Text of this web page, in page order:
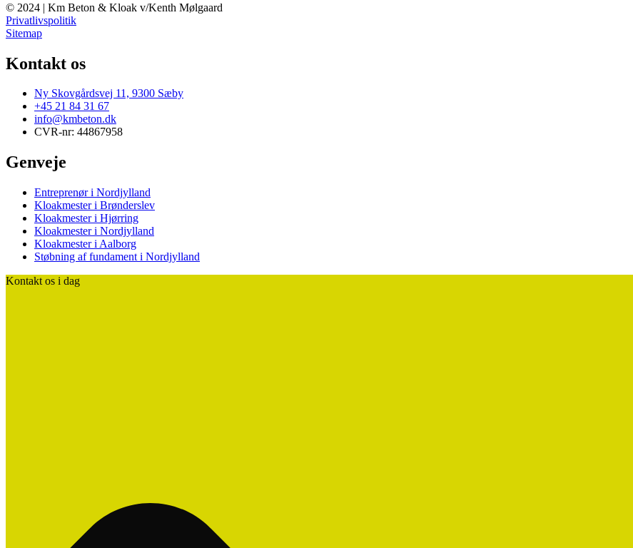
© 2024 | Km Beton & Kloak v/Kenth Mølgaard
Privatlivspolitik
Sitemap
Kontakt os
Ny Skovgårdsvej 11, 9300 Sæby
+45 21 84 31 67
info@kmbeton.dk
CVR-nr: 44867958
Genveje
Entreprenør i Nordjylland
Kloakmester i Brønderslev
Kloakmester i Hjørring
Kloakmester i Nordjylland
Kloakmester i Aalborg
Støbning af fundament i Nordjylland
Kontakt os i dag